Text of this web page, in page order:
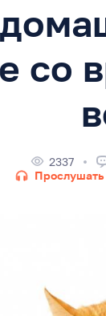
со
2337
Прослушать